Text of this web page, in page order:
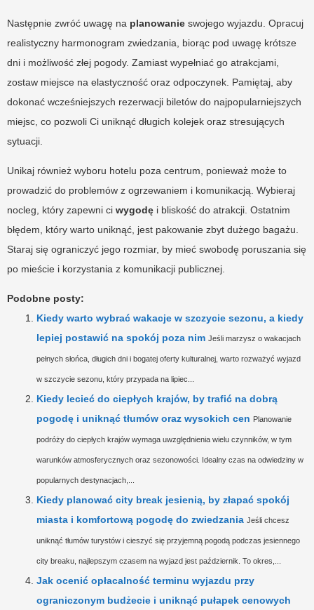
Następnie zwróć uwagę na planowanie swojego wyjazdu. Opracuj
realistyczny harmonogram zwiedzania, biorąc pod uwagę krótsze
dni i możliwość złej pogody. Zamiast wypełniać go atrakcjami,
zostaw miejsce na elastyczność oraz odpoczynek. Pamiętaj, aby
dokonać wcześniejszych rezerwacji biletów do najpopularniejszych
miejsc, co pozwoli Ci uniknąć długich kolejek oraz stresujących
sytuacji.
Unikaj również wyboru hotelu poza centrum, ponieważ może to
prowadzić do problemów z ogrzewaniem i komunikacją. Wybieraj
nocleg, który zapewni ci wygodę i bliskość do atrakcji. Ostatnim
błędem, który warto uniknąć, jest pakowanie zbyt dużego bagażu.
Staraj się ograniczyć jego rozmiar, by mieć swobodę poruszania się
po mieście i korzystania z komunikacji publicznej.
Podobne posty:
Kiedy warto wybrać wakacje w szczycie sezonu, a kiedy
lepiej postawić na spokój poza nim Jeśli marzysz o wakacjach
pełnych słońca, długich dni i bogatej oferty kulturalnej, warto rozważyć wyjazd
w szczycie sezonu, który przypada na lipiec...
Kiedy lecieć do ciepłych krajów, by trafić na dobrą
pogodę i uniknąć tłumów oraz wysokich cen Planowanie
podróży do ciepłych krajów wymaga uwzględnienia wielu czynników, w tym
warunków atmosferycznych oraz sezonowości. Idealny czas na odwiedziny w
popularnych destynacjach,...
Kiedy planować city break jesienią, by złapać spokój
miasta i komfortową pogodę do zwiedzania Jeśli chcesz
uniknąć tłumów turystów i cieszyć się przyjemną pogodą podczas jesiennego
city breaku, najlepszym czasem na wyjazd jest październik. To okres,...
Jak ocenić opłacalność terminu wyjazdu przy
ograniczonym budżecie i uniknąć pułapek cenowych